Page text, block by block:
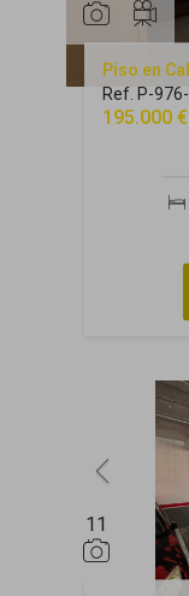
Piso en
Ref. P-976-
195.000 €
11